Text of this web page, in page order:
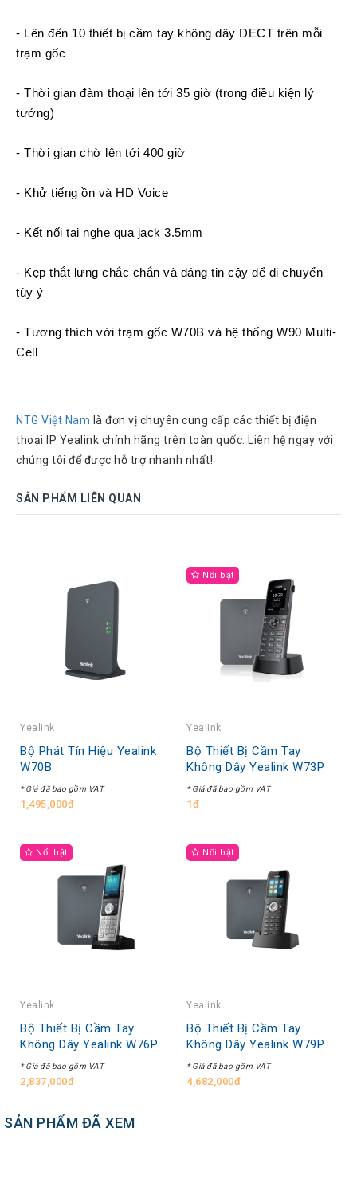
Chính
Bảo
Thương
Hiệu
Sách
Sửa
- Lên đến 10 thiết bị cầm tay không dây DECT trên mỗi
trạm gốc
- Thời gian đàm thoại lên tới 35 giờ (trong điều kiện lý
tưởng)
- Thời gian chờ lên tới 400 giờ
- Khử tiếng ồn và HD Voice
- Kết nối tai nghe qua jack 3.5mm
- Kẹp thắt lưng chắc chắn và đáng tin cậy để di chuyển
tùy ý
- Tương thích với trạm gốc W70B và hệ thống W90 Multi-
Cell
NTG Việt Nam là đơn vị chuyên cung cấp các thiết bị điện
thoại IP Yealink chính hãng trên toàn quốc. Liên hệ ngay với
chúng tôi để được hỗ trợ nhanh nhất!
SẢN PHẨM LIÊN QUAN
Yealink
Bộ Phát Tín Hiệu Yealink
W70B
* Giá đã bao gồm VAT
1,495,000đ
Nổi bật
Yealink
Bộ Thiết Bị Cầm Tay
Không Dây Yealink W73P
* Giá đã bao gồm VAT
1đ
Nổi bật
Yealink
Bộ Thiết Bị Cầm Tay
Không Dây Yealink W76P
* Giá đã bao gồm VAT
2,837,000đ
Nổi bật
Yealink
Bộ Thiết Bị Cầm Tay
Không Dây Yealink W79P
* Giá đã bao gồm VAT
4,682,000đ
SẢN PHẨM ĐÃ XEM